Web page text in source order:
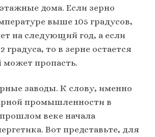
дома. Если зерно
выше 105 градусов,
на следующий год, а если
градуса, то в зерне остается
может пропасть.
заводы. К слову, именно
промышленности в
веке начала
Вот представьте, для